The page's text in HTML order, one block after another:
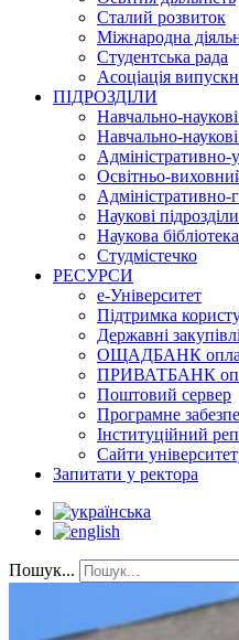
Сталий розвиток
Міжнародна
Студентська рада
Асоціація
ПІДРОЗДІЛИ
Навчально-
Навчально-
Адміністративно-
Освітньо-
Адміністративно-
Наукові підрозділи
Наукова бібліотека
Студмістечко
РЕСУРСИ
е-Університет
Підтримка
Державні закупівлі
ОЩАДБАНК
ПРИВАТБАНК
Поштовий сервер
Програмне
Інституційний
Сайти
Запитати у ректора
Пошук...